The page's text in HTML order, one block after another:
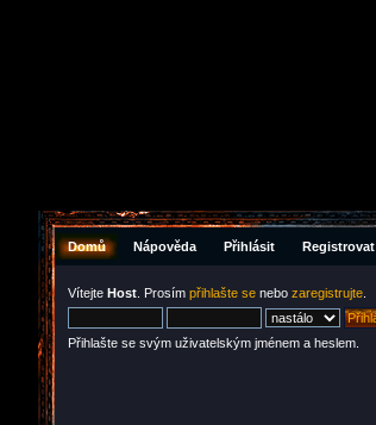
Domů Nápověda Přihlásit Registrovat
Vítejte Host . Prosím přihlašte se nebo zaregistrujte
Přihlašte se svým uživatelským jménem a heslem.